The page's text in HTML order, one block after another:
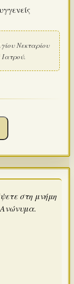
Νεκταρίου
στη μνήμη
Ανώνυμα.